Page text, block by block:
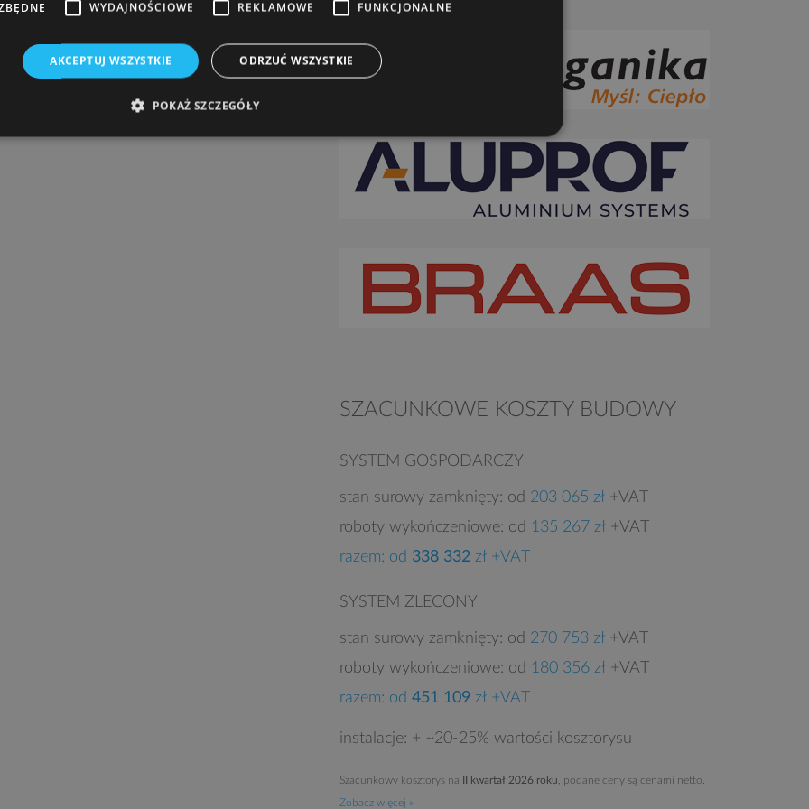
SZACUNKOWE KOSZTY BUDOWY
SYSTEM GOSPODARCZY
stan surowy zamknięty: od 203 065 zł +VAT
roboty wykończeniowe: od 135 267 zł +VAT
razem: od 338 332 zł +VAT
SYSTEM ZLECONY
stan surowy zamknięty: od 270 753 zł +VAT
roboty wykończeniowe: od 180 356 zł +VAT
razem: od 451 109 zł +VAT
instalacje: + ~20-25% wartości kosztorysu
Szacunkowy kosztorys na II kwartał 2026 roku , podane ceny są cenami netto.
Zobacz więcej »
WYDAJNOŚCIOWE REKLAMOWE FUNKCJONALNE
AKCEPTUJ WSZYSTKIE ODRZUĆ WSZYSTKIE
POKAŻ SZCZEGÓŁY